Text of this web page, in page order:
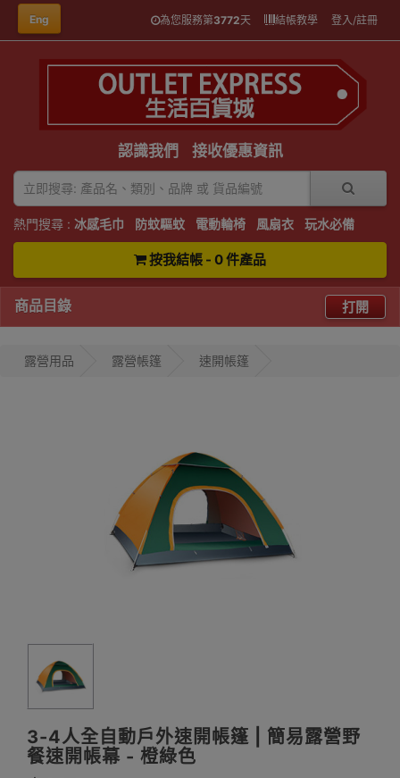
Eng 為您服務第3772天 結帳教學 登入/註冊
認識我們 接收優惠資訊
熱門搜尋 : 冰感毛巾 防蚊驅蚊 電動輪椅 風扇衣 玩水必備
按我結帳 - 0 件產品
商品目錄 打開
露營用品 露營帳篷 速開帳篷
3-4人全自動戶外速開帳篷 | 簡易露營野
餐速開帳幕 - 橙綠色